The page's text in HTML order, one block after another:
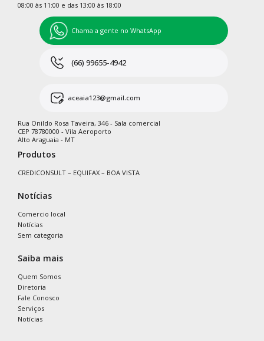
08:00 às 11:00 e das 13:00 às 18:00
Chama a gente no WhatsApp
(66) 99655-4942
aceaia123@gmail.com
Rua Onildo Rosa Taveira, 346 - Sala comercial
CEP 78780000 - Vila Aeroporto
Alto Araguaia - MT
Produtos
CREDICONSULT – EQUIFAX – BOA VISTA
Notícias
Comercio local
Notícias
Sem categoria
Saiba mais
Quem Somos
Diretoria
Fale Conosco
Serviços
Notícias